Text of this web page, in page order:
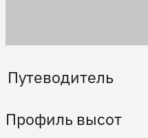
Путеводитель
Профиль высот